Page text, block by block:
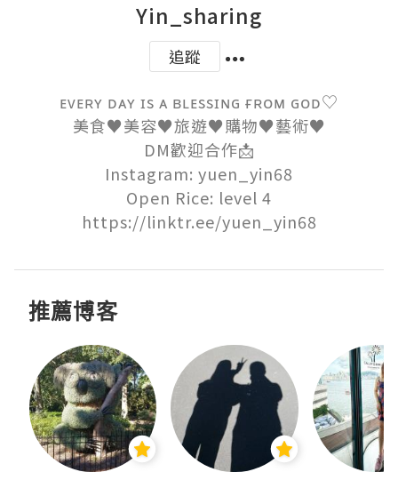
Yin_sharing
追蹤
ᴇᴠᴇʀʏ ᴅᴀʏ ɪs ᴀ ʙʟᴇssɪɴɢ ғʀᴏᴍ ɢᴏᴅ♡
美食♥︎美容♥︎旅遊♥︎購物♥︎藝術♥︎
DM歡迎合作📩
Instagram: yuen_yin68
Open Rice: level 4
https://linktr.ee/yuen_yin68
推薦博客